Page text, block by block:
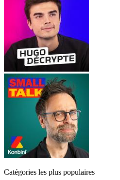
Catégories les plus populaires